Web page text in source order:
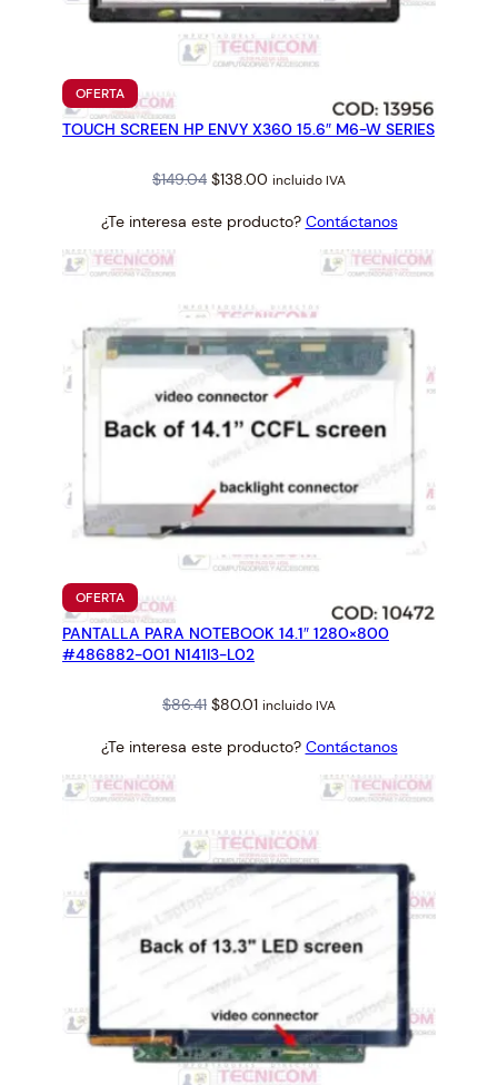
F
a
n
t
d
OFERTAPRODUCTO
EN
OFERTA
TOUCH SCREEN HP ENVY X360 15.6″ M6-W SERIES
$149.04 Original
was:
$138.00 Current
is:
$138.00.
incluido IVA
¿Te interesa este producto? Contáctanos
OFERTAPRODUCTO
EN
OFERTA
PANTALLA PARA NOTEBOOK 14.1″ 1280×800
#486882-001 N141I3-L02
$86.41 Original
was:
$80.01Current
is:
incluido IVA
¿Te interesa este producto? Contáctanos